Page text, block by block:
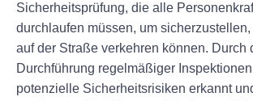
Sicherheitsprüfung, die alle
durchlaufen müssen, um
auf der Straße verkehren können. Durch
Durchführung regelmäßiger
potenzielle Sicherheitsrisiken erkannt